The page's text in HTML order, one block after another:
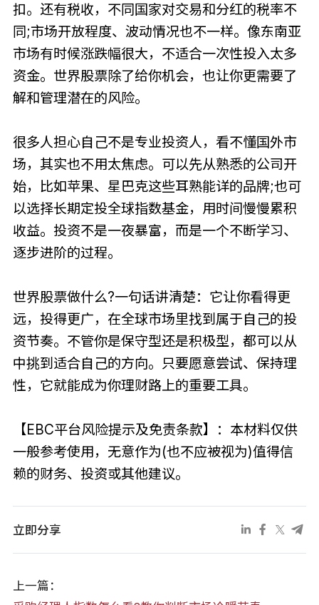
扣。还有税收，不同国家对交易和分红的税率不
同;市场开放程度、波动情况也不一样。像东南亚
市场有时候涨跌幅很大，不适合一次性投入太多
资金。世界股票除了给你机会，也让你更需要了
解和管理潜在的风险。
很多人担心自己不是专业投资人，看不懂国外市
场，其实也不用太焦虑。可以先从熟悉的公司开
始，比如苹果、星巴克这些耳熟能详的品牌;也可
以选择长期定投全球指数基金，用时间慢慢累积
收益。投资不是一夜暴富，而是一个不断学习、
逐步进阶的过程。
世界股票做什么?一句话讲清楚：它让你看得更
远，投得更广，在全球市场里找到属于自己的投
资节奏。不管你是保守型还是积极型，都可以从
中挑到适合自己的方向。只要愿意尝试、保持理
性，它就能成为你理财路上的重要工具。
【EBC平台风险提示及免责条款】：本材料仅供
一般参考使用，无意作为(也不应被视为)值得信
赖的财务、投资或其他建议。
立即分享
上一篇：